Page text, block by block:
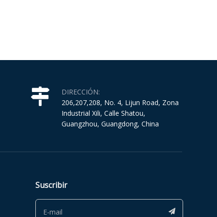
DIRECCIÓN:
206,207,208, No. 4, Lijun Road, Zona
Industrial Xili, Calle Shatou,
Guangzhou, Guangdong, China
Suscribir